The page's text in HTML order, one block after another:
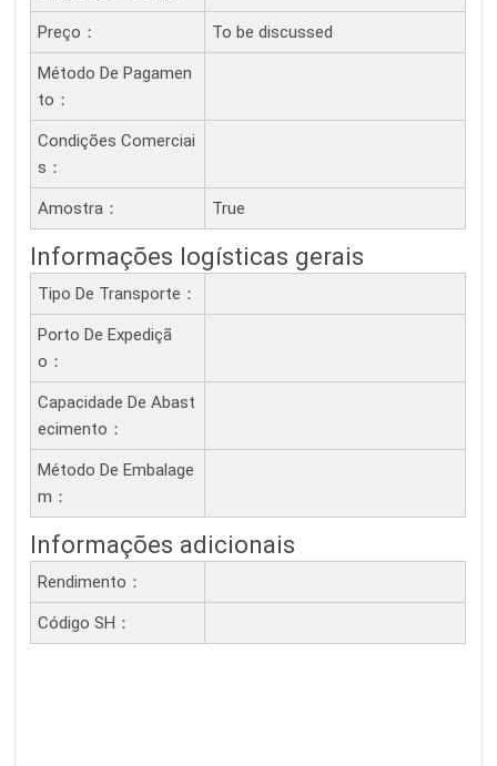
Preço： To be discussed
Método De Pagamen
To：
Condições Comerciai
S：
Amostra： True
Informações logísticas gerais
Tipo De Transporte：
Porto De Expediçã
O：
Capacidade De Abast
Ecimento：
Método De Embalage
M：
Informações adicionais
Rendimento：
Código SH：